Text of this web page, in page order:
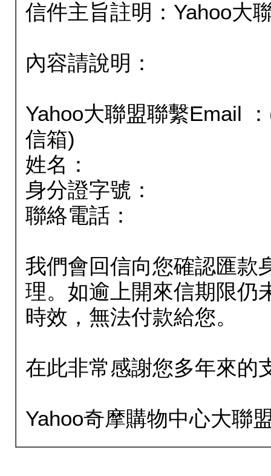
信件主旨註明：Yahoo大
內容請說明：
Yahoo大聯盟聯繫Email
信箱)
姓名：
身分證字號：
聯絡電話：
我們會回信向您確認匯款
理。如逾上開來信期限仍
時效，無法付款給您。
在此非常感謝您多年來的
Yahoo奇摩購物中心大